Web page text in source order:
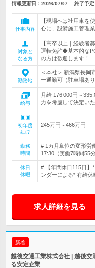
情報更新日：2026/07/07 終了予定
仕事内容
【現場へは社用車を
心に、設備施工管理
対象と
なる方
【高卒以上｜経験
運転免許◆基本的な
の方は歓迎します！
勤務地
＜本社＞ 新潟県長
ー通勤可（駐車場あ
給与
月給 176,000円～
力を考慮して決定い
初年度
年収
245万円～466万円
勤務
時間
# 1カ月単位の変形労
17:30（実働7時間55
休日
休暇
# 【年間休日115日】
ンダーによる* 有給休
求人詳細を見る
新着
越後交通工業株式会社 | 越後交
る安定企業